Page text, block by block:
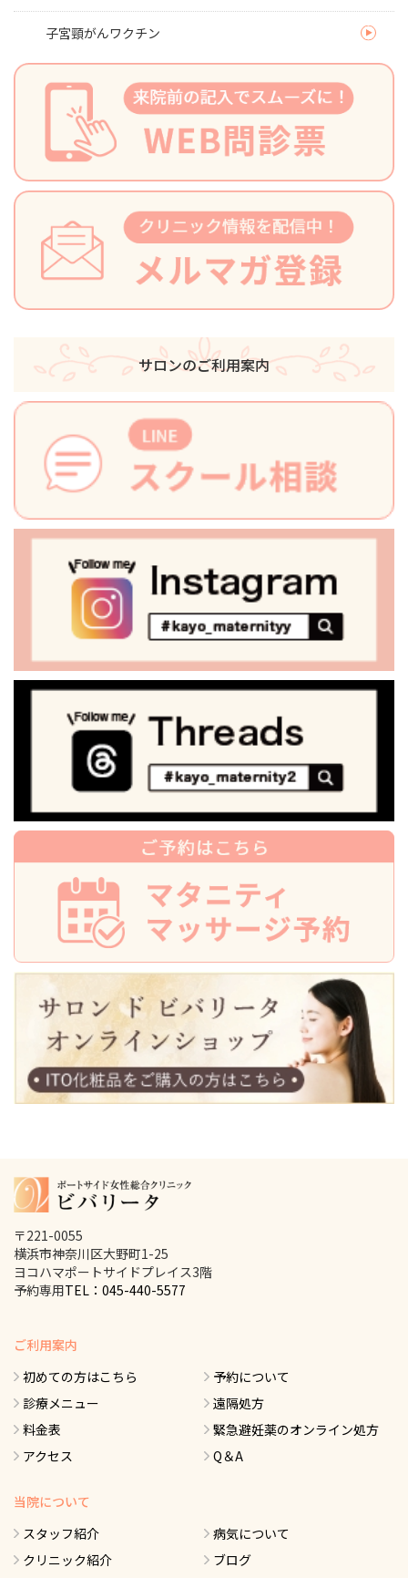
子宮頸がんワクチン
サロンのご利用案内
〒221-0055
横浜市神奈川区大野町1-25
ヨコハマポートサイドプレイス3階
予約専用TEL：045-440-5577
ご利用案内
初めての方はこちら
診療メニュー
料金表
アクセス
予約について
遠隔処方
緊急避妊薬のオンライン処方
Q＆A
当院について
スタッフ紹介
クリニック紹介
病気について
ブログ